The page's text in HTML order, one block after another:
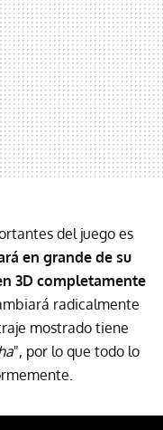
del juego es
en grande de su
3D completamente
radicalmente
mostrado tiene
", por lo que todo lo